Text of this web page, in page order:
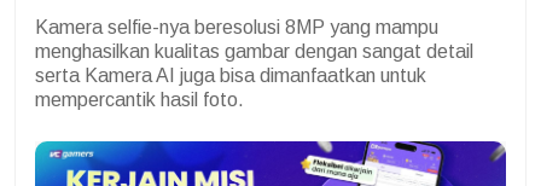
Kamera selfie-nya beresolusi 8MP yang mampu
menghasilkan kualitas gambar dengan sangat detail
serta Kamera AI juga bisa dimanfaatkan untuk
mempercantik hasil foto.